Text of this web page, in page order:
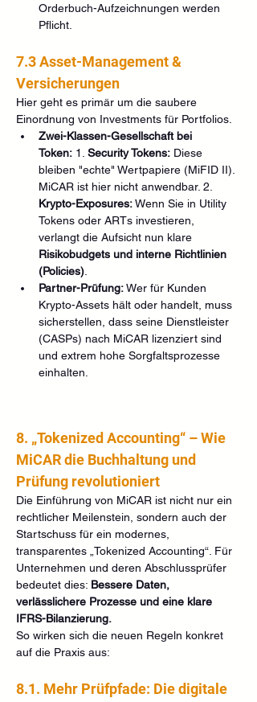
Orderbuch-Aufzeichnungen werden
Pflicht.
7.3 Asset-Management &
Versicherungen
Hier geht es primär um die saubere
Einordnung von Investments für Portfolios.
Zwei-Klassen-Gesellschaft bei
Token: 1. Security Tokens: Diese
bleiben "echte" Wertpapiere (MiFID II).
MiCAR ist hier nicht anwendbar. 2.
Krypto-Exposures: Wenn Sie in Utility
Tokens oder ARTs investieren,
verlangt die Aufsicht nun klare
Risikobudgets und interne Richtlinien
(Policies)
Partner-Prüfung: Wer für Kunden
Krypto-Assets hält oder handelt, muss
sicherstellen, dass seine Dienstleister
(CASPs) nach MiCAR lizenziert sind
und extrem hohe Sorgfaltsprozesse
einhalten.
8. „Tokenized Accounting“ – Wie
MiCAR die Buchhaltung und
Prüfung revolutioniert
Die Einführung von MiCAR ist nicht nur ein
rechtlicher Meilenstein, sondern auch der
Startschuss für ein modernes,
transparentes „Tokenized Accounting“. Für
Unternehmen und deren Abschlussprüfer
bedeutet dies: Bessere Daten,
verlässlichere Prozesse und eine klare
IFRS-Bilanzierung.
So wirken sich die neuen Regeln konkret
auf die Praxis aus:
8.1. Mehr Prüfpfade: Die digitale